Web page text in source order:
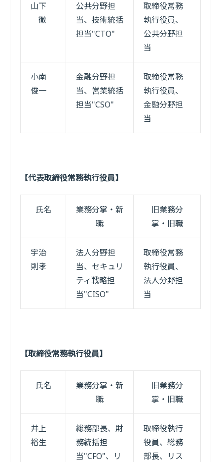
山下
徹
公共分野担
当、技術統括
担当"CTO"
取締役常務
執行役員、
公共分野担
当
小南
俊一
金融分野担
当、営業統括
担当"CSO"
取締役常務
執行役員、
金融分野担
当
【代表取締役常務執行役員】
氏名
業務分掌・新
職
旧業務分
掌・旧職
宇治
則孝
法人分野担
当、セキュリ
ティ戦略担
当"CISO"
取締役常務
執行役員、
法人分野担
当
【取締役常務執行役員】
氏名
業務分掌・新
職
旧業務分
掌・旧職
井上
裕生
総務部長、財
務統括担
当"CFO"、リ
取締役執行
役員、総務
部長、リス